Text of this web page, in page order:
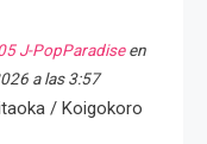
J-PopParadiseen
a las 3:57
/ Koigokoro